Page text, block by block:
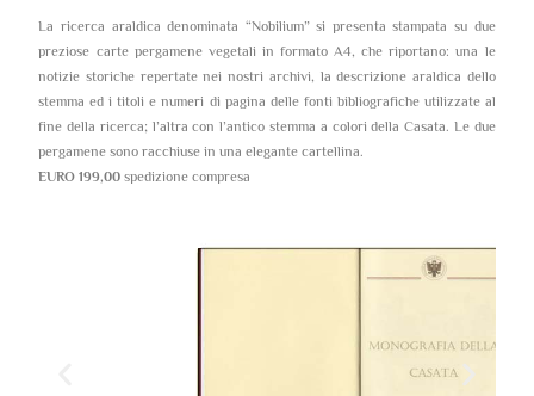
La ricerca araldica denominata “Nobilium” si presenta stampata su due
preziose carte pergamene vegetali in formato A4, che riportano: una le
notizie storiche repertate nei nostri archivi, la descrizione araldica dello
stemma ed i titoli e numeri di pagina delle fonti bibliografiche utilizzate al
fine della ricerca; l’altra con l’antico stemma a colori della Casata. Le due
pergamene sono racchiuse in una elegante cartellina.
EURO 199,00 spedizione compresa